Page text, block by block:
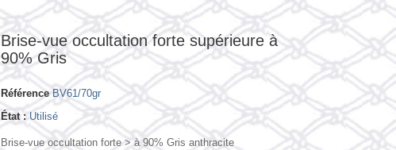
Brise-vue occultation forte supérieure à
90% Gris
Référence BV61/70gr
État : Utilisé
Brise-vue occultation forte > à 90% Gris anthracite